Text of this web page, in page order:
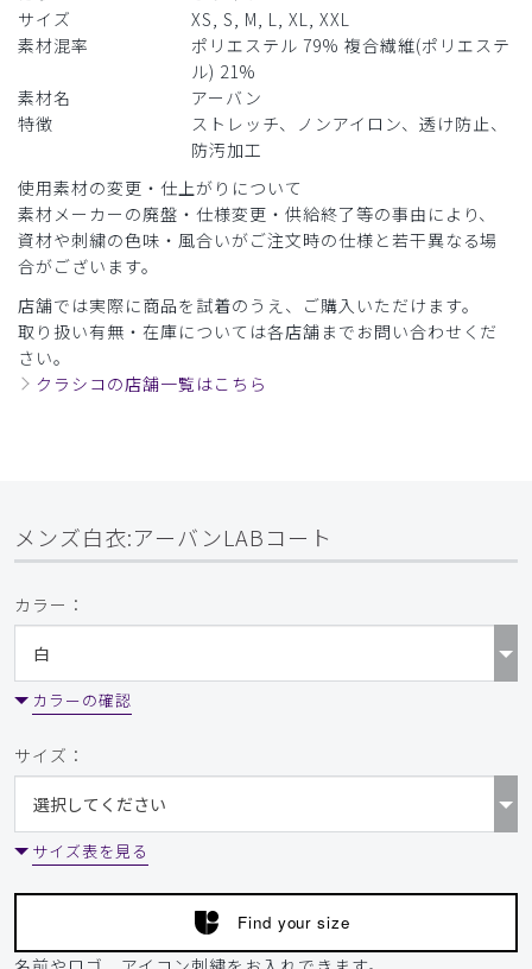
​2 ​3 ​4 ​5
サイズ
XS, S, M, L, XL, XXL
素材混率
ポリエステル 79% 複合繊維(ポリエステ
ル) 21%
素材名
アーバン
特徴
ストレッチ、ノンアイロン、透け防止、
防汚加工
使用素材の変更・仕上がりについて
素材メーカーの廃盤・仕様変更・供給終了等の事由により、
資材や刺繍の色味・風合いがご注文時の仕様と若干異なる場
合がございます。
店舗では実際に商品を試着のうえ、ご購入いただけます。
取り扱い有無・在庫については各店舗までお問い合わせくだ
さい。
クラシコの店舗一覧はこちら
メンズ白衣:アーバンLABコート
カラー：
カラーの確認
サイズ：
サイズ表を見る
Find your size